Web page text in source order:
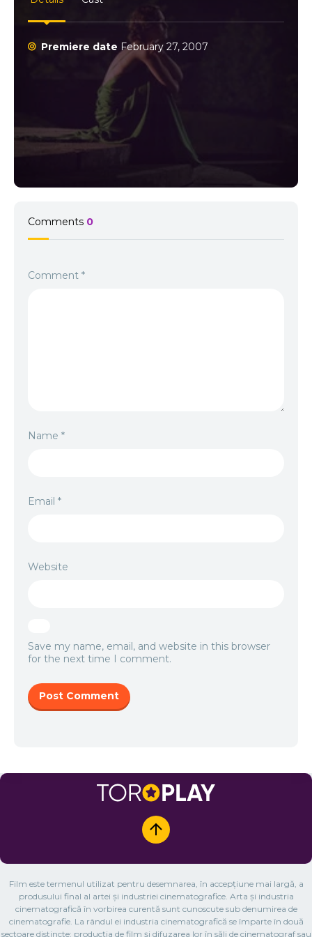
șterse, dar și despre speranța de iertare. Remușcarea devine
astfel un personaj în sine, prezent în fiecare cadru și fiecare
perfectă pentru cei care iubesc dramele profunde și poveștile
Premiere date February 27, 2007
Comments 0
Comment *
Name *
Email *
Website
Save my name, email, and website in this browser
for the next time I comment.
Film este termenul utilizat pentru desemnarea, în accepțiune mai largă, a
produsului final al artei și industriei cinematografice. Arta și industria
cinematografică în vorbirea curentă sunt cunoscute sub denumirea de
cinematografie. La rândul ei industria cinematografică se împarte în două
sectoare distincte: producția de film și difuzarea lor în săli de cinematograf sau